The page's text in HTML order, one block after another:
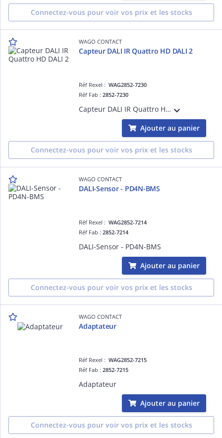
Connectez-vous pour voir vos prix et les stocks
WAGO CONTACT
Capteur DALI IR Quattro HD DALI 2
Réf Rexel :WAG2852-7230
Réf Fab :2852-7230
Capteur DALI IR Quattro HD DALI 2
Ajouter au panier
Connectez-vous pour voir vos prix et les stocks
WAGO CONTACT
DALI-Sensor - PD4N-BMS
Réf Rexel :WAG2852-7214
Réf Fab :2852-7214
DALI-Sensor - PD4N-BMS
Ajouter au panier
Connectez-vous pour voir vos prix et les stocks
WAGO CONTACT
Adaptateur
Réf Rexel :WAG2852-7215
Réf Fab :2852-7215
Adaptateur
Ajouter au panier
Connectez-vous pour voir vos prix et les stocks